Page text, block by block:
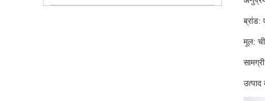
ब्रांड:
मूल:
उत्पाद